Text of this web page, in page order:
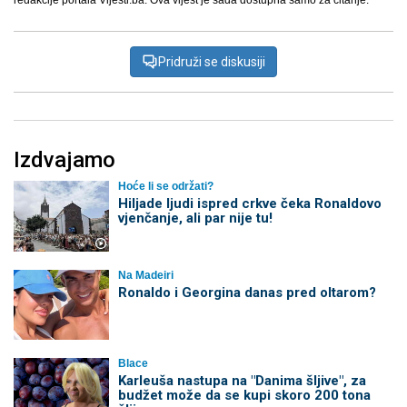
Pridruži se diskusiji
Izdvajamo
Hoće li se održati?
Hiljade ljudi ispred crkve čeka Ronaldovo
vjenčanje, ali par nije tu!
Na Madeiri
Ronaldo i Georgina danas pred oltarom?
Blace
Karleuša nastupa na "Danima šljive", za
budžet može da se kupi skoro 200 tona